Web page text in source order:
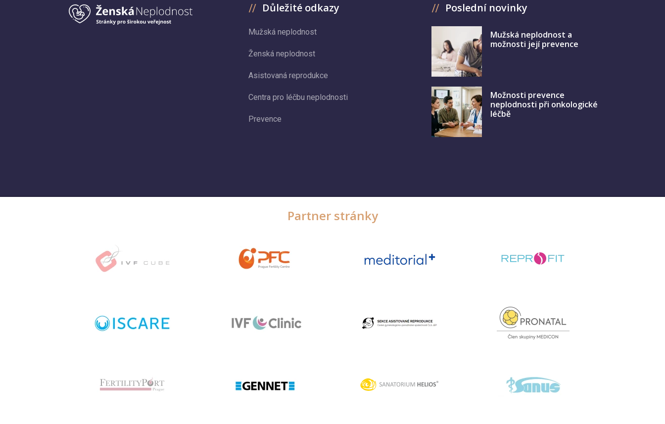
Důležité odkazy
Mužská neplodnost
Ženská neplodnost
Asistovaná reprodukce
Centra pro léčbu neplodnosti
Prevence
Poslední novinky
Mužská neplodnost a
možnosti její prevence
Možnosti prevence
neplodnosti při onkologické
léčbě
Partner stránky